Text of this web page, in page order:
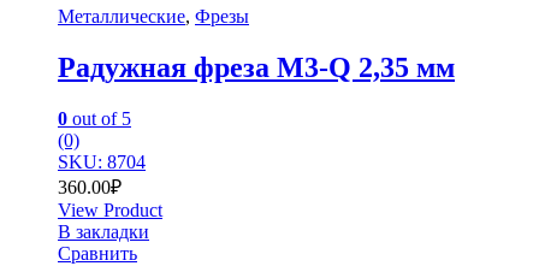
Металлические, Фрезы
Радужная фреза M3-Q 2,35 мм
0 out of 5
(0)
SKU: 8704
360.00₽
View Product
В закладки
Сравнить